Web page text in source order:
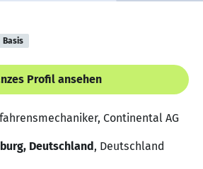
Basis
Profil ansehen
Continental AG
Deutschland, Deutschland